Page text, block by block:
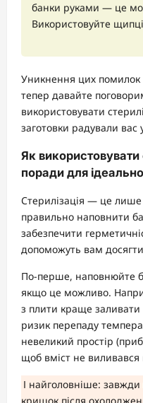
банки руками — це
Використовуйте
Уникнення цих помилок
тепер давайте
використовувати
заготовки радували вас
Як використовувати
поради для
Стерилізація — це
правильно наповнити
забезпечити
допоможуть вам досягти
По-перше, наповнюйте
якщо це можливо.
з плити краще
ризик перепаду
невеликий простір
щоб вміст не виливався
І найголовніше: завжди